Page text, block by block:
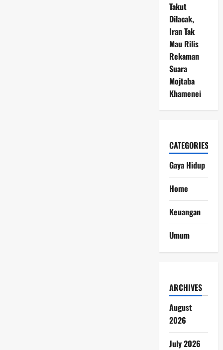
Takut
Dilacak,
Iran Tak
Mau Rilis
Rekaman
Suara
Mojtaba
Khamenei
CATEGORIES
Gaya Hidup
Home
Keuangan
Umum
ARCHIVES
August
2026
July 2026